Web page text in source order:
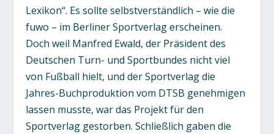
Lexikon“. Es sollte selbstverständlich – wie die
fuwo – im Berliner Sportverlag erscheinen.
Doch weil Manfred Ewald, der Präsident des
Deutschen Turn- und Sportbundes nicht viel
von Fußball hielt, und der Sportverlag die
Jahres-Buchproduktion vom DTSB genehmigen
lassen musste, war das Projekt für den
Sportverlag gestorben. Schließlich gaben die